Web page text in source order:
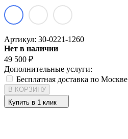
Артикул: 30-0221-1260
Нет в наличии
49 500 ₽
Дополнительные услуги:
Бесплатная доставка по Москве
В КОРЗИНУ
Купить в 1 клик